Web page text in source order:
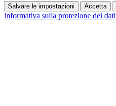
Salvare le impostazioni Accetta
Informativa sulla protezione dei dati